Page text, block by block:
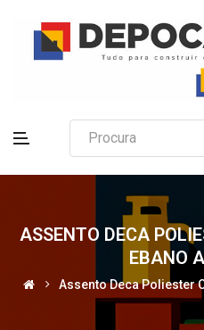
ASSENTO DECA
EBANO
Assento Deca Poliester